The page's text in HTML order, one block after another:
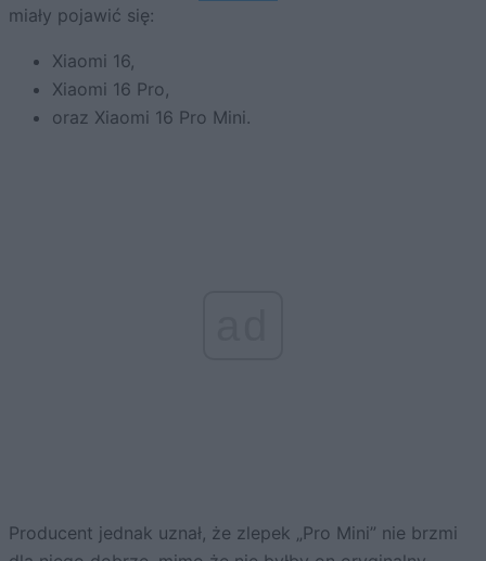
miały pojawić się:
Xiaomi 16,
Xiaomi 16 Pro,
oraz Xiaomi 16 Pro Mini.
Producent jednak uznał, że zlepek „Pro Mini” nie brzmi